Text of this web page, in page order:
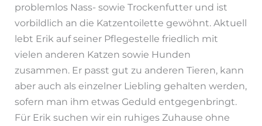
problemlos Nass- sowie Trockenfutter und ist
vorbildlich an die Katzentoilette gewöhnt. Aktuell
lebt Erik auf seiner Pflegestelle friedlich mit
vielen anderen Katzen sowie Hunden
zusammen. Er passt gut zu anderen Tieren, kann
aber auch als einzelner Liebling gehalten werden,
sofern man ihm etwas Geduld entgegenbringt.
Für Erik suchen wir ein ruhiges Zuhause ohne